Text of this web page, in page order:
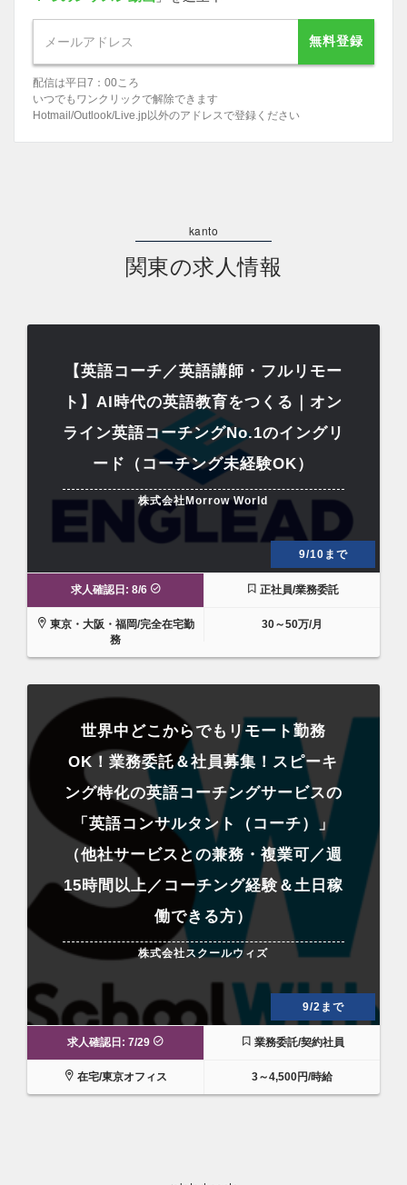
無料登録
配信は平日7：00ころ
いつでもワンクリックで解除できます
Hotmail/Outlook/Live.jp以外のアドレスで登録ください
関東の求人情報
【英語コーチ／英語講師・フルリモー
ト】AI時代の英語教育をつくる｜オン
ライン英語コーチングNo.1のイングリ
ード（コーチング未経験OK）
株式会社Morrow World
9/10まで
求人確認日: 8/6 正社員/業務委託
東京・大阪・福岡/完全在宅勤
務
30～50万/月
世界中どこからでもリモート勤務
OK！業務委託＆社員募集！スピーキ
ング特化の英語コーチングサービスの
「英語コンサルタント（コーチ）」
（他社サービスとの兼務・複業可／週
15時間以上／コーチング経験＆土日稼
働できる方）
株式会社スクールウィズ
9/2まで
求人確認日: 7/29 業務委託/契約社員
在宅/東京オフィス 3～4,500円/時給